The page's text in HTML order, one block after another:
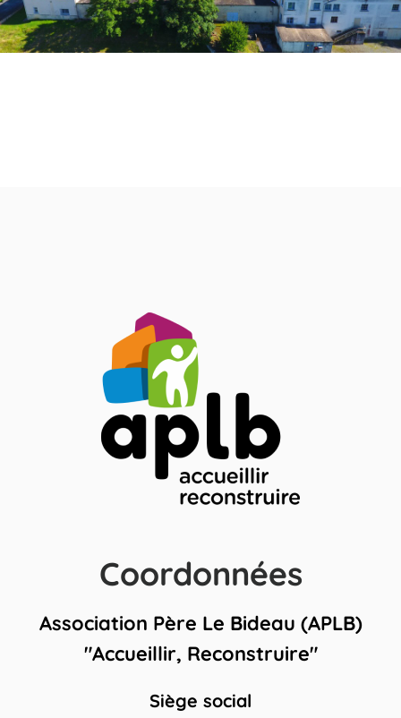
Coordonnées
Association Père Le Bideau (APLB)
"Accueillir, Reconstruire"
Siège social